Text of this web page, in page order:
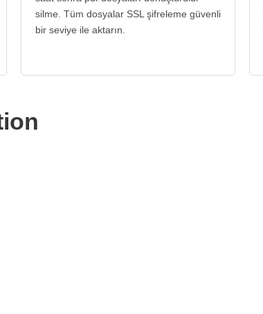
silme. Tüm dosyalar SSL şifreleme güvenli
bir seviye ile aktarın.